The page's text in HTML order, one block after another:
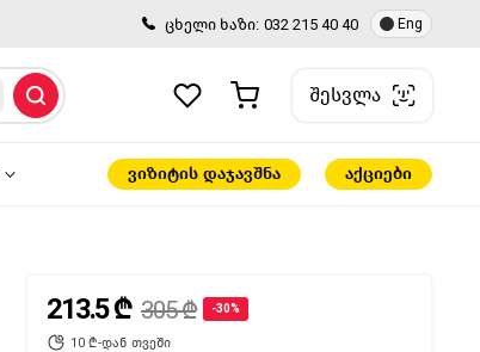
ცხელი ხაზი: 032 215 40 40 Eng
შესვლა
ვიზიტის დაჯავშნა აქციები
213.5 ₾ 305 ₾ -30%
10 ₾-დან თვეში